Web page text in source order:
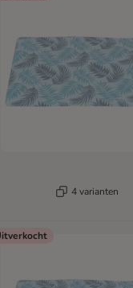
4 varianten